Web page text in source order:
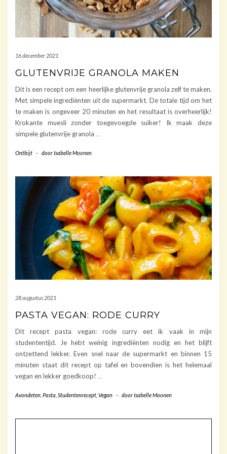
16 december 2021
GLUTENVRIJE GRANOLA MAKEN
Dit is een recept om een heerlijke glutenvrije granola zelf te maken.
Met simpele ingrediënten uit de supermarkt. De totale tijd om het
te maken is ongeveer 20 minuten en het resultaat is overheerlijk!
Krokante muesli zonder toegevoegde suiker! Ik maak deze
simpele glutenvrije granola …
Ontbijt - doorIsabelle Moonen
28 augustus 2021
PASTA VEGAN: RODE CURRY
Dit recept pasta vegan: rode curry eet ik vaak in mijn
studententijd. Je hebt weinig ingrediënten nodig en het blijft
ontzettend lekker. Even snel naar de supermarkt en binnen 15
minuten staat dit recept op tafel en bovendien is het helemaal
vegan en lekker goedkoop! …
Avondeten Pasta Studentenrecept Vegan - doorIsabelle Moonen